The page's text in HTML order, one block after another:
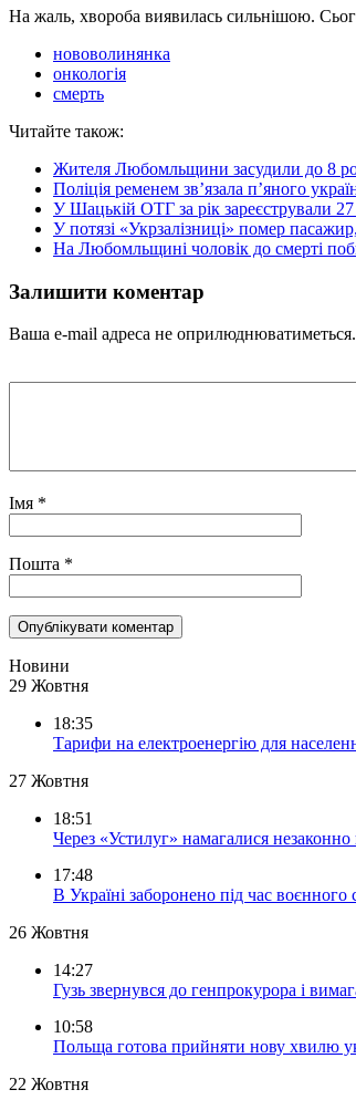
На жаль, хвороба виявилась сильнішою.
нововолинянка
онкологія
смерть
Читайте також:
Жителя Любомльщини засудили до 8
Поліція ременем зв’язала п’яного
У Шацькій ОТГ за рік зареєстрували
У потязі «Укрзалізниці» помер
На Любомльщині чоловік до смерті
Залишити коментар
Ваша e-mail адреса не оприлюднюватиметься.
Імя *
Пошта *
Новини
29 Жовтня
18:35
Тарифи на електроенергію для
27 Жовтня
18:51
Через «Устилуг» намагалися незаконно
17:48
В Україні заборонено під час
26 Жовтня
14:27
Гузь звернувся до генпрокурора і
10:58
Польща готова прийняти нову хвилю
22 Жовтня